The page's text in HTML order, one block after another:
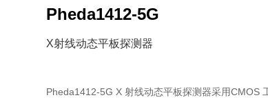
Pheda1412-5G
X射线动态平板探测器
Pheda1412-5G X 射线动态平板探测器采用CMOS